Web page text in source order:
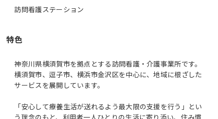
訪問看護ステーション
特色
神奈川県横須賀市を拠点とする訪問看護・介護事業所です。
横須賀市、逗子市、横浜市金沢区を中心に、地域に根ざした
サービスを展開しています。
「安心して療養生活が送れるよう最大限の支援を行う」とい
う理念のもと、利用者一人ひとりの生活に寄り添い、住み慣